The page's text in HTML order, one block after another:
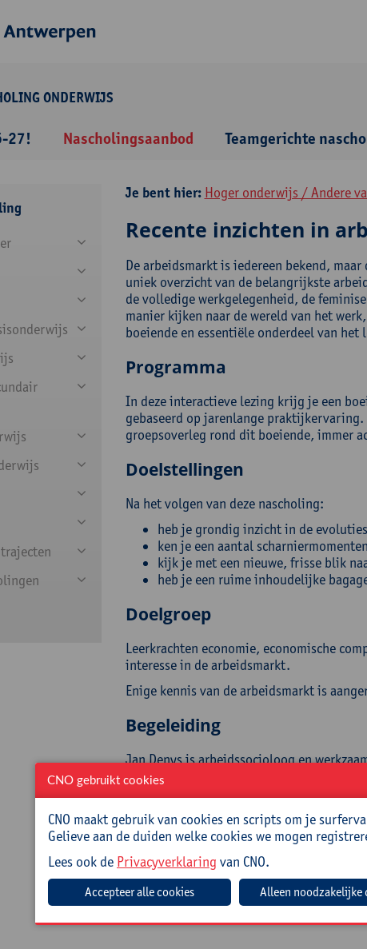
ONDERWIJS
27! Nascholingsaanbod Teamgerichte
Je bent hier: Hoger onderwijs / Andere
Recente inzichten in
De arbeidsmarkt is iedereen bekend,
uniek overzicht van de belangrijkste
de volledige werkgelegenheid, de
manier kijken naar de wereld van het
boeiende en essentiële onderdeel van
Programma
In deze interactieve lezing krijg je een
gebaseerd op jarenlange
groepsoverleg rond dit boeiende, immer
Doelstellingen
Na het volgen van deze nascholing:
heb je grondig inzicht in de
ken je een aantal
kijk je met een nieuwe, frisse blik
heb je een ruime inhoudelijke
Doelgroep
Leerkrachten economie, economische
interesse in de arbeidsmarkt.
Enige kennis van de arbeidsmarkt is
Begeleiding
Jan Denys is arbeidssocioloog en
voor de Belgische HR-verlener Randstad.
publieke en private sector, op nationaal
World Employment Confederation,
operation and Development. Jan Denys
publicaties, waaronder het recente ‘
Praktisch
CNO gebruikt cookies
CNO maakt gebruik van cookies en scripts om je
Gelieve aan de duiden welke cookies we mogen
Lees ook de Privacyverklaring van CNO.